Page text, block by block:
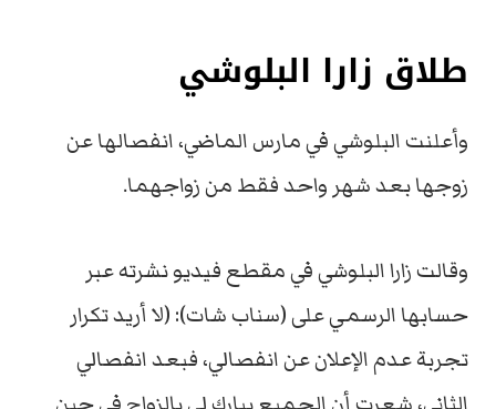
طلاق زارا البلوشي
وأعلنت البلوشي في مارس الماضي، انفصالها عن
زوجها بعد شهر واحد فقط من زواجهما.
وقالت زارا البلوشي في مقطع فيديو نشرته عبر
حسابها الرسمي على (سناب شات): (لا أريد تكرار
تجربة عدم الإعلان عن انفصالي، فبعد انفصالي